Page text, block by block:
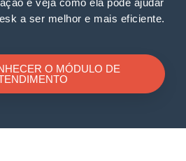
e veja como ela pode ajudar
a ser melhor e mais eficiente.
O MÓDULO DE